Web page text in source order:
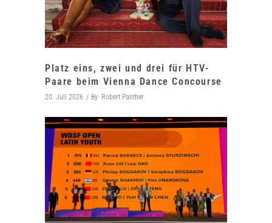
Platz eins, zwei und drei für HTV-
Paare beim Vienna Dance Concourse
20. Juli 2026 By Robert Panther